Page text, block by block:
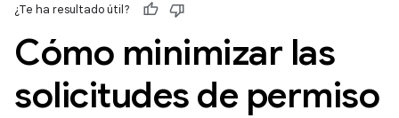
¿Te ha resultado útil?
Cómo minimizar las
solicitudes de permiso